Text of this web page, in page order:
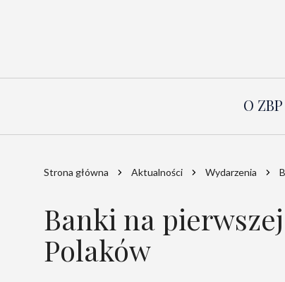
O ZBP
Strona główna Aktualności Wydarzenia
Banki na
Polaków